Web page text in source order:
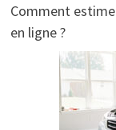
Comment
en ligne ?